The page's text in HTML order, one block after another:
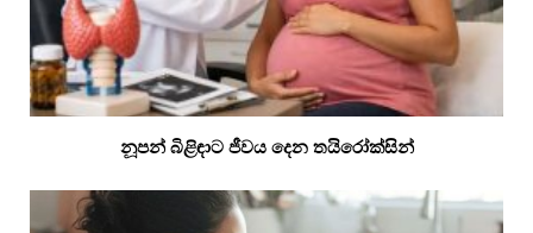
නූපන් බිළිඳාට ජීවය දෙන තයිරෝක්සින්